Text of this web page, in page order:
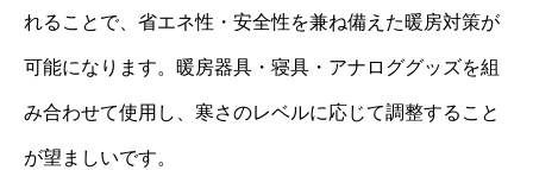
れることで、省エネ性・安全性を兼ね備えた暖房対策が
可能になります。暖房器具・寝具・アナロググッズを組
み合わせて使用し、寒さのレベルに応じて調整すること
が望ましいです。